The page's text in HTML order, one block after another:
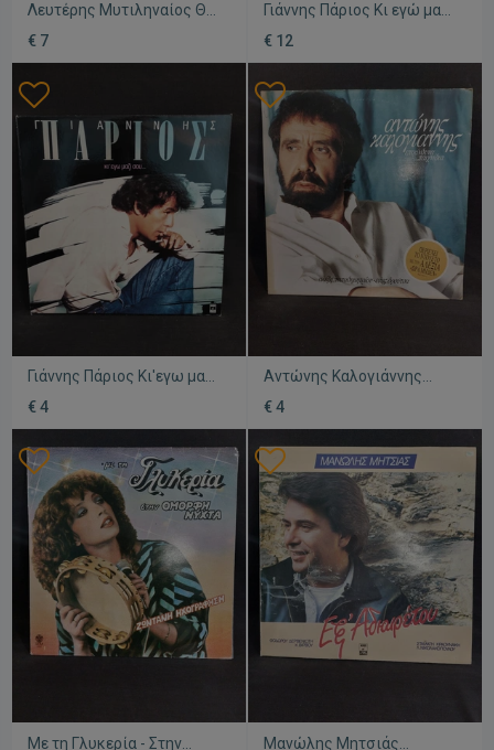
Λευτέρης Μυτιληναίος Θα
μεταχειρισμένο, λαϊκό
€ 7
Γιάννης Πάριος Κι εγώ μαζί
λαϊκό
€ 12
Γιάννης Πάριος Κι'εγω μαζί
σου μεταχειρισμένο, λαϊκό
€ 4
Αντώνης Καλογιάννης
Επικίνδυνα παιχνίδια
μεταχειρισμένο, λαϊκό
€ 4
Με τη Γλυκερία - Στην
Μανώλης Μητσιάς